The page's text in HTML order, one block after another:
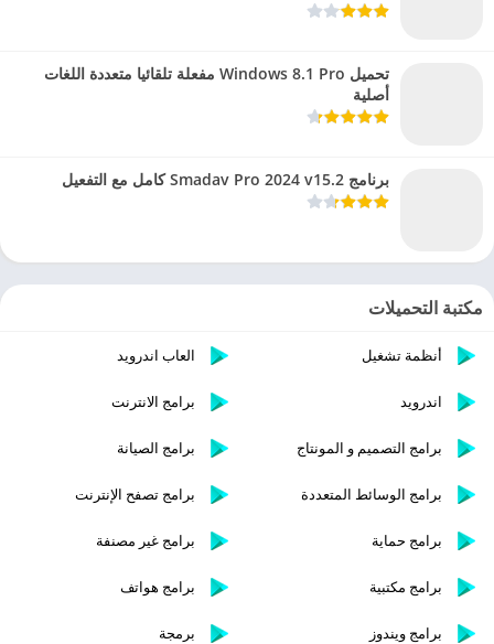
تحميل Windows 8.1 Pro مفعلة تلقائيا متعددة اللغات
أصلية
برنامج Smadav Pro 2024 v15.2 كامل مع التفعيل
مكتبة التحميلات
أنظمة تشغيل العاب اندرويد
اندرويد برامج الانترنت
برامج التصميم و المونتاج برامج الصيانة
برامج الوسائط المتعددة برامج تصفح الإنترنت
برامج حماية برامج غير مصنفة
برامج مكتبية برامج هواتف
برامج ويندوز برمجة